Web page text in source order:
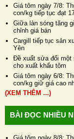
Giá tôm ngày 7/8:
con/kg tiếp tục đạt
Giữa làn sóng tăng
chỉnh giá bán
Cargill tiếp tục sản
Yên
Đề xuất sửa đổi một
cho xuất khẩu tôm
Giá tôm ngày 6/8:
con/kg giữ giá cao
(XEM THÊM ...)
BÀI ĐỌC NHIỀU